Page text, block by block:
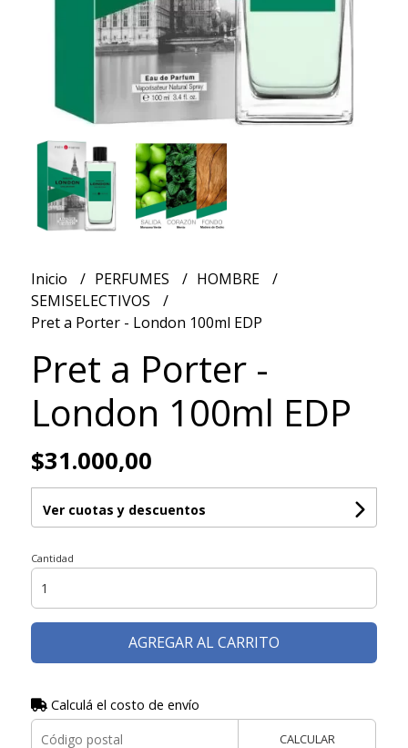
Inicio PERFUMES
HOMBRE
SEMISELECTIVOS
Pret a Porter - London 100ml EDP
Pret a Porter -
London 100ml EDP
$31.000,00
Ver cuotas y descuentos
Cantidad
AGREGAR AL CARRITO
Calculá el costo de envío
CALCULAR